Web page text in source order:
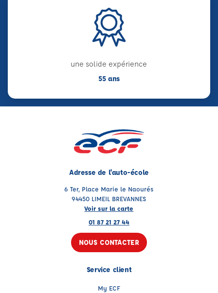
une solide expérience
55 ans
Adresse de l'auto-école
6 Ter, Place Marie le Naourés
94450 LIMEIL BREVANNES
Voir sur la carte
01 87 21 27 44
NOUS CONTACTER
Service client
My ECF